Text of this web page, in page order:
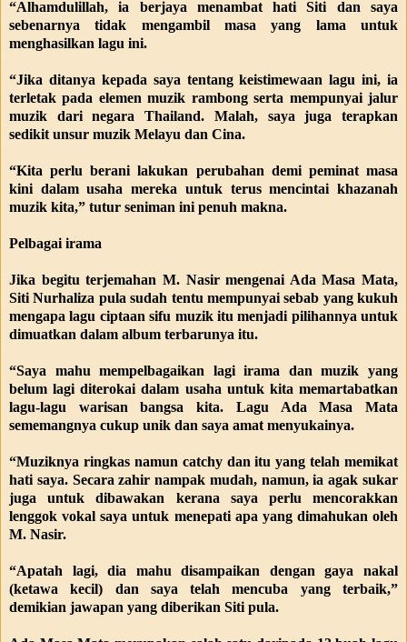
“Alhamdulillah, ia berjaya menambat hati Siti dan saya
sebenarnya tidak mengambil masa yang lama untuk
menghasilkan lagu ini.
“Jika ditanya kepada saya tentang keistimewaan lagu ini, ia
terletak pada elemen muzik rambong serta mempunyai jalur
muzik dari negara Thailand. Malah, saya juga terapkan
sedikit unsur muzik Melayu dan Cina.
“Kita perlu berani lakukan perubahan demi peminat masa
kini dalam usaha mereka untuk terus mencintai khazanah
muzik kita,” tutur seniman ini penuh makna.
Pelbagai irama
Jika begitu terjemahan M. Nasir mengenai Ada Masa Mata,
Siti Nurhaliza pula sudah tentu mempunyai sebab yang kukuh
mengapa lagu ciptaan sifu muzik itu menjadi pilihannya untuk
dimuatkan dalam album terbarunya itu.
“Saya mahu mempelbagaikan lagi irama dan muzik yang
belum lagi diterokai dalam usaha untuk kita memartabatkan
lagu-lagu warisan bangsa kita. Lagu Ada Masa Mata
sememangnya cukup unik dan saya amat menyukainya.
“Muziknya ringkas namun catchy dan itu yang telah memikat
hati saya. Secara zahir nampak mudah, namun, ia agak sukar
juga untuk dibawakan kerana saya perlu mencorakkan
lenggok vokal saya untuk menepati apa yang dimahukan oleh
M. Nasir.
“Apatah lagi, dia mahu disampaikan dengan gaya nakal
(ketawa kecil) dan saya telah mencuba yang terbaik,”
demikian jawapan yang diberikan Siti pula.